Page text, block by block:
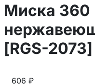
Миска 360
[RGS-2073]
606 ₽